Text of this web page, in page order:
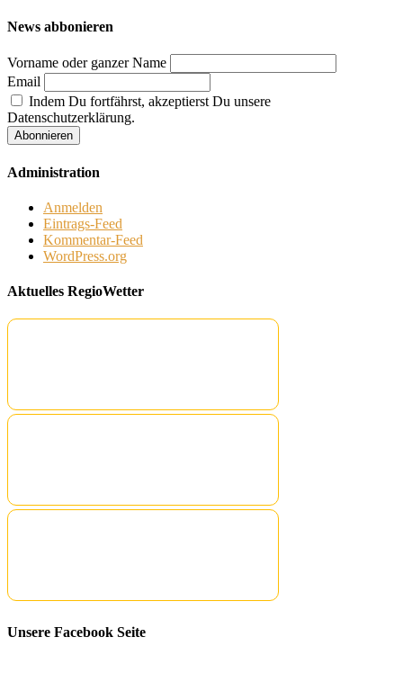
News abbonieren
Vorname oder ganzer Name
Email
Indem Du fortfährst, akzeptierst Du unsere
Datenschutzerklärung.
Administration
Anmelden
Eintrags-Feed
Kommentar-Feed
WordPress.org
Aktuelles RegioWetter
Unsere Facebook Seite